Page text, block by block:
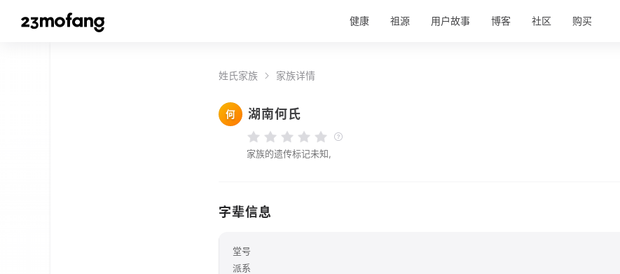
健康 祖源 用户故事 博客 社区 购买
姓氏家族 家族详情
何 湖南何氏
家族的遗传标记未知,
字辈信息
堂号
派系